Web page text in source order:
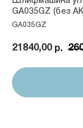
GA035GZ (без
GA035GZ
21840,00 р.